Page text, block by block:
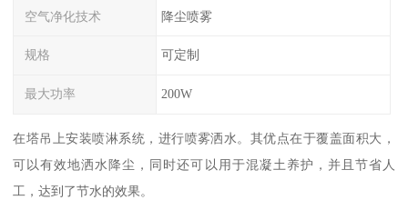
空气净化技术 降尘喷雾
规格 可定制
最大功率 200W
在塔吊上安装喷淋系统，进行喷雾洒水。其优点在于覆盖面积大，
可以有效地洒水降尘，同时还可以用于混凝土养护，并且节省人
工，达到了节水的效果。